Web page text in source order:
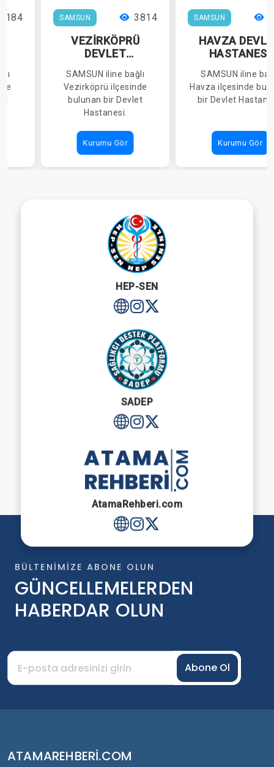
SAMSUN 3814
VEZİRKÖPRÜ
DEVLET
SAMSUN iline bağlı
Vezirköprü ilçesinde
bulunan bir Devlet
Hastanesi.
Kurumu Gör
SAMSUN
HAVZA
HASTANESİ
SAMSUN iline
Havza ilçesinde
bir Devlet
Kurumu Gör
HEP-SEN
SADEP
AtamaRehberi.com
BÜLTENIMIZE ABONE OLUN
GÜNCELLEMELERDEN
HABERDAR OLUN
Abone Ol
ATAMAREHBERI.COM